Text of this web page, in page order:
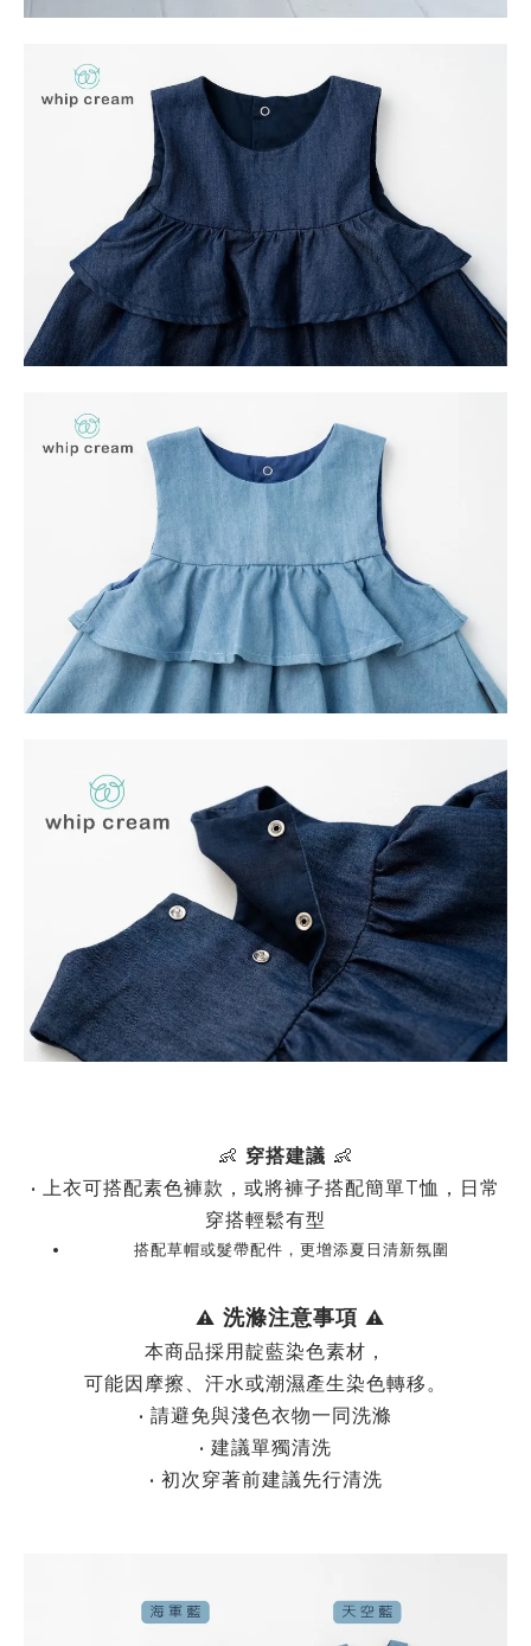
👶 穿搭建議 👶
• 上衣可搭配素色褲款，或將褲子搭配簡單T恤，日常
穿搭輕鬆有型
搭配草帽或髮帶配件，更增添夏日清新氛圍
⚠️ 洗滌注意事項 ⚠️
本商品採用靛藍染色素材，
可能因摩擦、汗水或潮濕產生染色轉移。
• 請避免與淺色衣物一同洗滌
• 建議單獨清洗
• 初次穿著前建議先行清洗